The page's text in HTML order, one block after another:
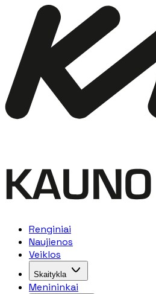
Renginiai
Naujienos
Veiklos
Skaitykla
Menininkai